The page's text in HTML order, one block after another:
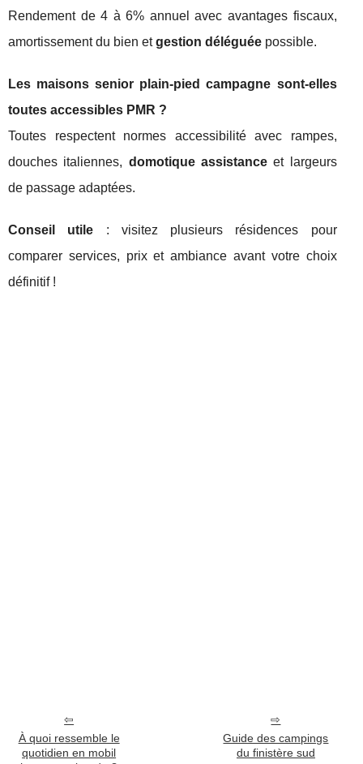
Rendement de 4 à 6% annuel avec avantages fiscaux,
amortissement du bien etgestion déléguée possible.
Les maisons senior plain-pied campagne sont-elles
toutes accessibles PMR ?
Toutes respectent normes accessibilité avec rampes,
douches italiennes, domotique assistanceet largeurs
de passage adaptées.
Conseil utile : visitez plusieurs résidences pour
comparer services, prix et ambiance avant votre choix
définitif !
À quoi ressemble le
quotidien en mobil
Guide des campings
du finistère sud